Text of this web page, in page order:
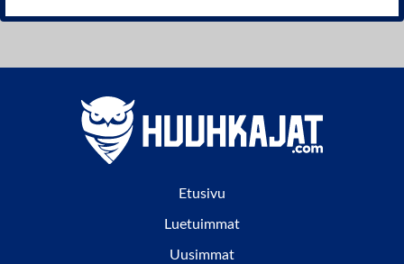
Etusivu
Luetuimmat
Uusimmat